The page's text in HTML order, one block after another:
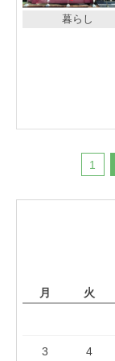
暮らし
1
月 火
3 4